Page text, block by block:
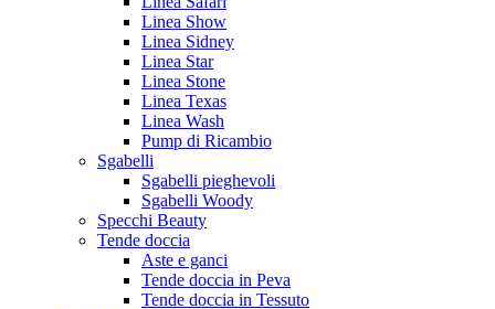
Linea Show
Linea Sidney
Linea Star
Linea Stone
Linea Texas
Linea Wash
Pump di Ricambio
Sgabelli
Sgabelli pieghevoli
Sgabelli Woody
Specchi Beauty
Tende doccia
Aste e ganci
Tende doccia in Peva
Tende doccia in Tessuto